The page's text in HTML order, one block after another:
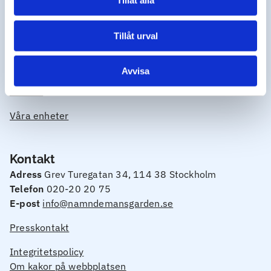
Tillåt urval
Avvisa
Socialtjänst
Våra enheter
Kontakt
Adress Grev Turegatan 34, 114 38 Stockholm
Telefon 020-20 20 75
E-post info@namndemansgarden.se
Presskontakt
Integritetspolicy
Om kakor på webbplatsen